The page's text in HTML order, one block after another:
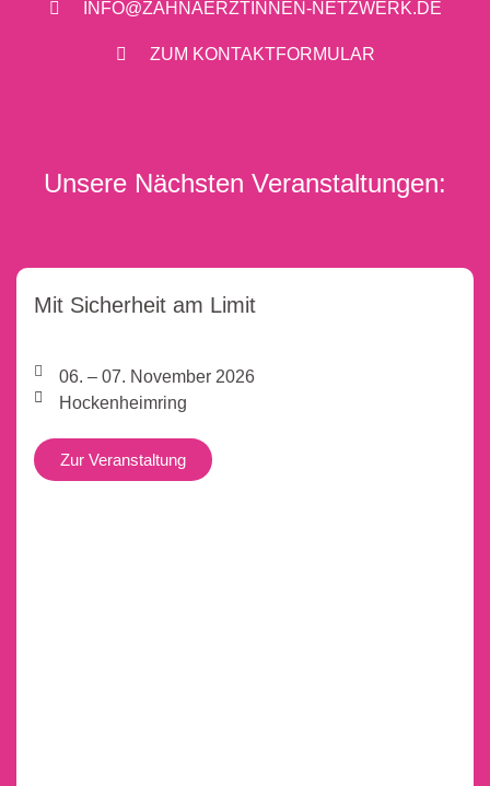
INFO@ZAHNAERZTINNEN-NETZWERK.DE
ZUM KONTAKTFORMULAR
Unsere Nächsten Veranstaltungen:
Mit Sicherheit am Limit
06. – 07. November 2026
Hockenheimring
Zur Veranstaltung